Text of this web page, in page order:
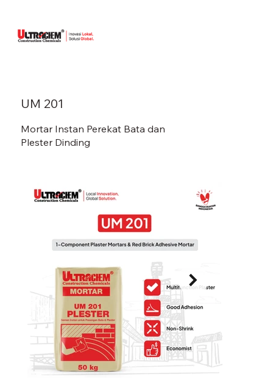
UM 201
Mortar Instan Perekat Bata dan
Plester Dinding